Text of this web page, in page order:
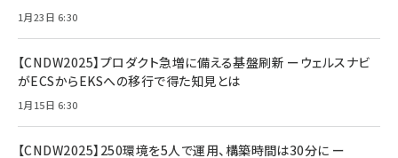
1月23日 6:30
【CNDW2025】プロダクト急増に備える基盤刷新 ーウェルスナビ
がECSからEKSへの移行で得た知見とは
1月15日 6:30
【CNDW2025】250環境を5人で運用、構築時間は30分に ー